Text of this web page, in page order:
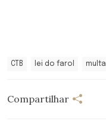
CTB lei do farol multa
Compartilhar